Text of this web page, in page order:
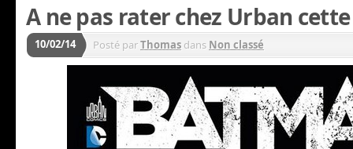
A ne pas rater chez Urban
10/02/14 Posté parThomas dans Non classé